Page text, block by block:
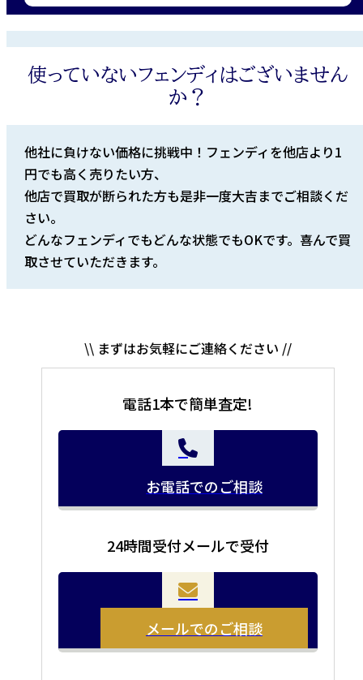
使っていないフェンディはございません
か？
他社に負けない価格に挑戦中！フェンディを他店より1
円でも高く売りたい方、
他店で買取が断られた方も是非一度大吉までご相談くだ
さい。
どんなフェンディでもどんな状態でもOKです。喜んで買
取させていただきます。
\\ まずはお気軽にご連絡ください //
電話1本で簡単査定!
お電話でのご相談
24時間受付メールで受付
メールでのご相談